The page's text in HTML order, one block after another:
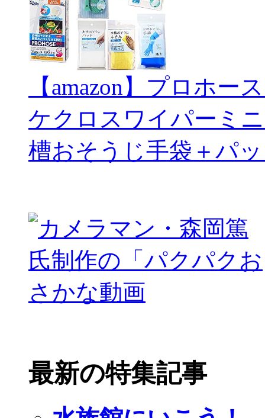
【amazon】プロホー
ケクロスワイパーミ
槽おそうじ手袋＋パ
最新の特集記事